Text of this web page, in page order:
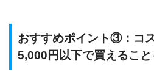
おすすめポイント③：コ
5,000円以下で買えること